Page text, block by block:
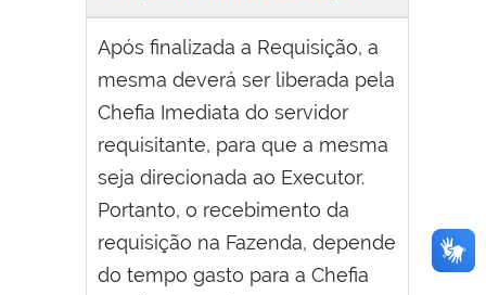
Após finalizada a Requisição, a
mesma deverá ser liberada pela
Chefia Imediata do servidor
requisitante, para que a mesma
seja direcionada ao Executor.
Portanto, o recebimento da
requisição na Fazenda, depende
do tempo gasto para a Chefia